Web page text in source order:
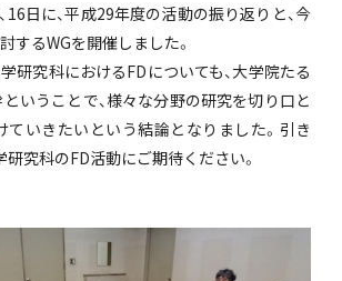
16日に、平成29年度の活動の振り返りと、今
するWGを開催しました。
研究科におけるFDについても、大学院たる
ということで、様々な分野の研究を切り口と
ていきたいという結論となりました。引き
研究科のFD活動にご期待ください。